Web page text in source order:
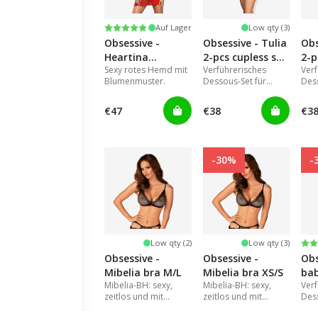
Bewertung:
5.0 von 5 Sternen
Auf Lager
Obsessive -
Heartina
chemise & thong
red S/M
Sexy rotes Hemd mit
Blumenmuster.
€47
Low qty (3)
Obsessive - Tulia
2-pcs cupless set
black M/L
Verführerisches
Dessous-Set für
€38
2-
Low qty (2)
Obsessive -
Mibelia bra M/L
Mibelia-BH: sexy,
zeitlos und mit
-30%
Low qty (3)
Obsessive -
Mibelia bra XS/S
Mibelia-BH: sexy,
zeitlos und mit
-